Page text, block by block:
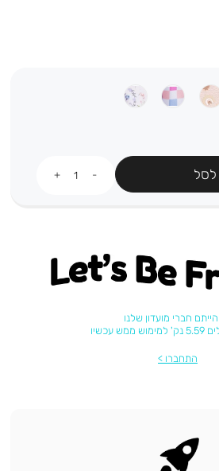
לסל
Let's be
חברי מועדון שלנו
עכשיו
התחברו